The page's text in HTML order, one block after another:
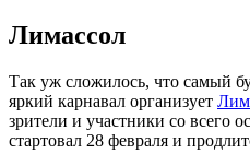
Лимассол
Так уж сложилось, что самый
яркий карнавал организует
зрители и участники со всего
стартовал 28 февраля и